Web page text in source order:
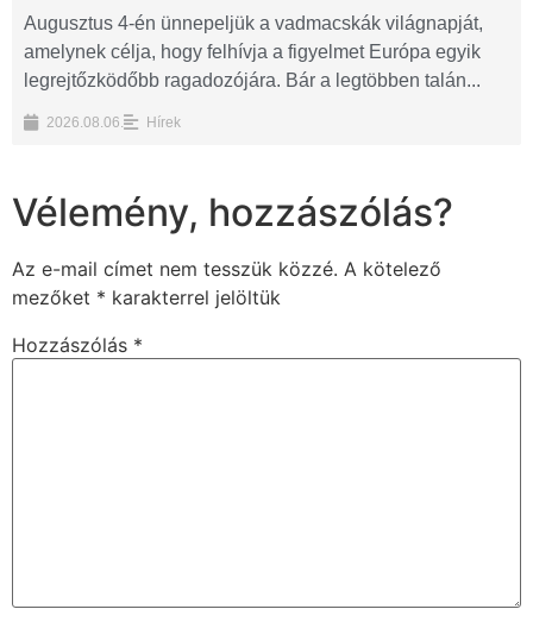
Augusztus 4-én ünnepeljük a vadmacskák világnapját,
amelynek célja, hogy felhívja a figyelmet Európa egyik
legrejtőzködőbb ragadozójára. Bár a legtöbben talán...
2026.08.06. Hírek
Vélemény, hozzászólás?
Az e-mail címet nem tesszük közzé. A kötelező
mezőket * karakterrel jelöltük
Hozzászólás *